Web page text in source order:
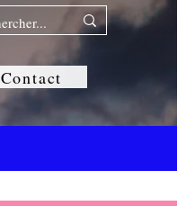
Contact